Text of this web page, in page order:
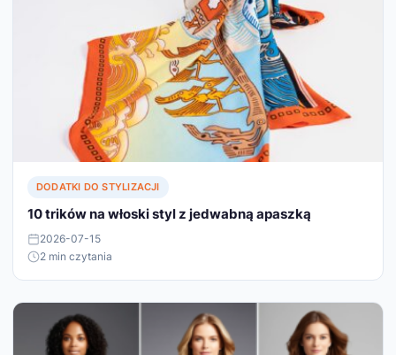
DODATKI DO STYLIZACJI
10 trików na włoski styl z jedwabną apaszką
2026-07-15
2 min czytania